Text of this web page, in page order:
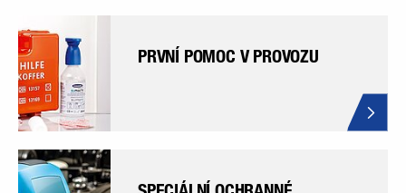
PRVNÍ POMOC V PROVOZU